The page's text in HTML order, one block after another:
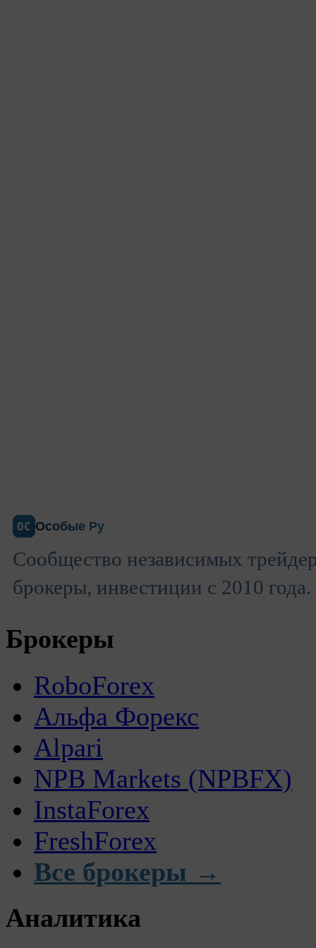
ОС Особые Ру
Сообщество независимых
брокеры, инвестиции с 2010 года.
Брокеры
RoboForex
Альфа Форекс
Alpari
NPB Markets (NPBFX)
InstaForex
FreshForex
Все брокеры →
Аналитика